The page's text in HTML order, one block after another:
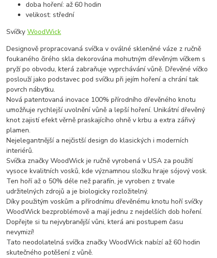
doba hoření: až 60 hodin
velikost: střední
SvíčkyWoodWick
Designově propracovaná svíčka v oválné skleněné váze z ručně
foukaného čirého skla dekorována mohutným dřevěným víčkem s
pryží po obvodu, která zabraňuje vyprchávání vůně. Dřevěné víčko
poslouží jako podstavec pod svíčku při jejím hoření a chrání tak
povrch nábytku.
Nová patentovaná inovace 100% přírodního dřevěného knotu
umožňuje rychlejší uvolnění vůně a lepší hoření. Unikátní dřevěný
knot zajistí efekt věrně praskajícího ohně v krbu a extra zářivý
plamen.
Nejelegantnější a nejčistší design do klasických i moderních
interiérů.
Svíčka značky WoodWick je ručně vyrobená v USA za použití
vysoce kvalitních vosků, kde významnou složku hraje sójový vosk.
Ten hoří až o 50% déle než parafín, je vyroben z trvale
udržitelných zdrojů a je biologicky rozložitelný.
Díky použitým voskům a přírodnímu dřevěnému knotu hoří svíčky
WoodWick bezproblémově a mají jednu z nejdelších dob hoření.
Dopřejte si tu nejvybranější vůni, která ani postupem času
nevymizí!
Tato neodolatelná svíčka značky WoodWick nabízí až 60 hodin
skutečného potěšení z vůně.